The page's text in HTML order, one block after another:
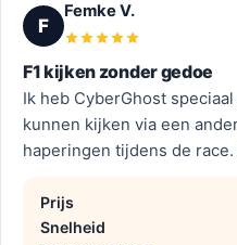
F
Femke V.
F1 kijken zonder gedoe
Ik heb CyberGhost
kunnen kijken via een
haperingen tijdens de
Prijs
Snelheid